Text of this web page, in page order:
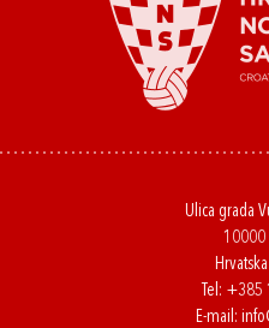
Ulica grada
10000
Tel: +385
E-mail: